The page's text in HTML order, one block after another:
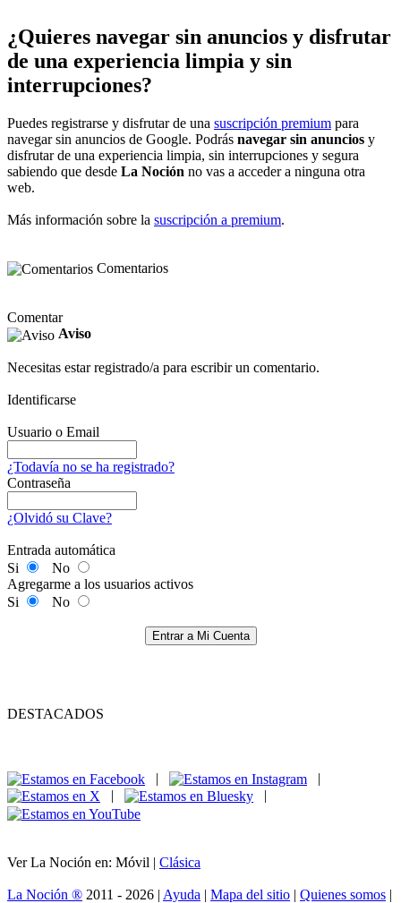
¿Quieres navegar sin anuncios y disfrutar
de una experiencia limpia y sin
interrupciones?
Puedes registrarse y disfrutar de una suscripción premium para
navegar sin anuncios de Google. Podrás navegar sin anuncios y
disfrutar de una experiencia limpia, sin interrupciones y segura
sabiendo que desde La Noción no vas a acceder a ninguna otra
web.
Más información sobre la suscripción a premium.
Comentarios
Comentar
Aviso
Necesitas estar registrado/a para escribir un comentario.
Identificarse
Usuario o Email
¿Todavía no se ha registrado?
Contraseña
¿Olvidó su Clave?
Entrada automática
Si
No
Agregarme a los usuarios activos
Si
No
Entrar a Mi Cuenta
DESTACADOS
|
|
|
|
Ver La Noción en: Móvil | Clásica
La Noción ® 2011 - 2026 | Ayuda | Mapa del sitio | Quienes somos |